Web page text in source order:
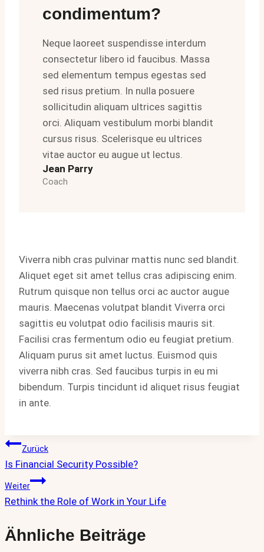
condimentum?
Neque laoreet suspendisse interdum
consectetur libero id faucibus. Massa
sed elementum tempus egestas sed
sed risus pretium. In nulla posuere
sollicitudin aliquam ultrices sagittis
orci. Aliquam vestibulum morbi blandit
cursus risus. Scelerisque eu ultrices
vitae auctor eu augue ut lectus.
Jean Parry
Coach
Viverra nibh cras pulvinar mattis nunc sed blandit.
Aliquet eget sit amet tellus cras adipiscing enim.
Rutrum quisque non tellus orci ac auctor augue
mauris. Maecenas volutpat blandit Viverra orci
sagittis eu volutpat odio facilisis mauris sit.
Facilisi cras fermentum odio eu feugiat pretium.
Aliquam purus sit amet luctus. Euismod quis
viverra nibh cras. Sed faucibus turpis in eu mi
bibendum. Turpis tincidunt id aliquet risus feugiat
in ante.
Beitragsnavigation
Zurück
Is Financial Security Possible?
Weiter
Rethink the Role of Work in Your Life
Ähnliche Beiträge